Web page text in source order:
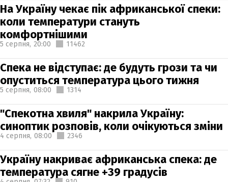
На Україну чекає пік африканської спеки:
коли температури стануть
комфортнішими
5 серпня, 20:00 11462
Спека не відступає: де будуть грози та чи
опуститься температура цього тижня
5 серпня, 08:00 1314
"Спекотна хвиля" накрила Україну:
синоптик розповів, коли очікуються зміни
4 серпня, 08:00 2346
Україну накриває африканська спека: де
температура сягне +39 градусів